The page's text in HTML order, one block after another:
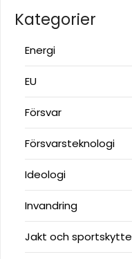
Kategorier
Energi
EU
Försvar
Försvarsteknologi
Ideologi
Invandring
Jakt och sportskytte